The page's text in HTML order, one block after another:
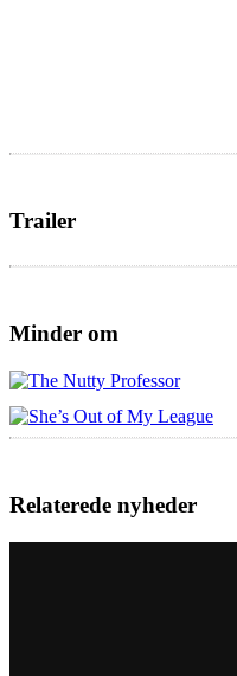
Trailer
Minder om
Relaterede nyheder